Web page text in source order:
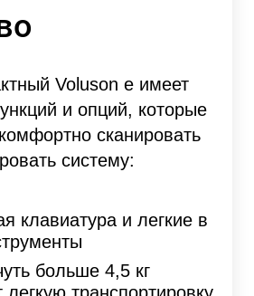
Voluson e имеет
и опций, которые
сканировать
систему:
клавиатура и легкие в
больше 4,5 кг